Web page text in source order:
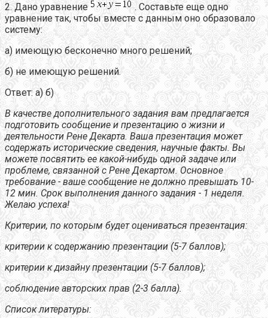
2. Дано уравнение
. Составьте еще одно
уравнение так, чтобы вместе с данным оно образовало
систему:
а) имеющую бесконечно много решений;
б) не имеющую решений.
Ответ: а) б)
В качестве дополнительного задания вам предлагается
подготовить сообщение и презентацию о жизни и
деятельности Рене Декарта. Ваша презентация может
содержать исторические сведения, научные факты. Вы
можете посвятить ее какой-нибудь одной задаче или
проблеме, связанной с Рене Декартом. Основное
требование - ваше сообщение не должно превышать 10-
12 мин. Срок выполнения данного задания - 1 неделя.
Желаю успеха!
Критерии, по которым будет оцениваться презентация:
критерии к содержанию презентации (5-7 баллов);
критерии к дизайну презентации (5-7 баллов);
соблюдение авторских прав (2-3 балла).
Список литературы: